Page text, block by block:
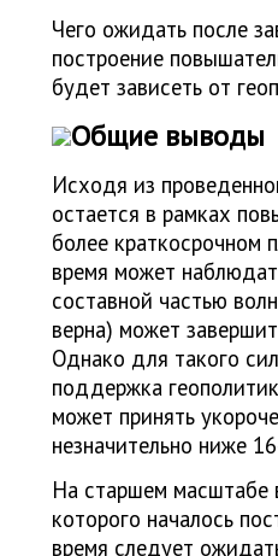
Чего ожидать после
построение
будет зависеть от
Общие выводы
Исходя из
остается в рамках
более краткосрочном
время может
составной частью
верна) может
Однако для такого
поддержка
может принять
незначительно ниже
На старшем масштабе
которого началось
время следует